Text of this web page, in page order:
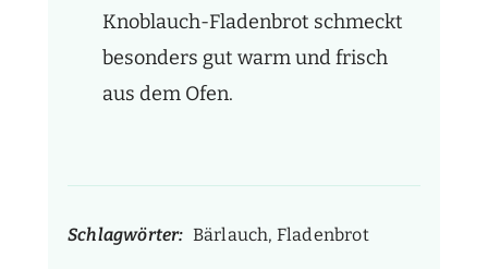
Knoblauch-Fladenbrot schmeckt
besonders gut warm und frisch
aus dem Ofen.
Schlagwörter: Bärlauch, Fladenbrot